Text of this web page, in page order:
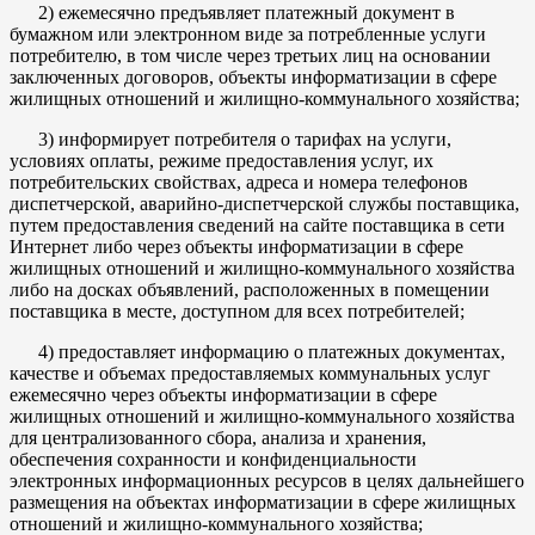
2) ежемесячно предъявляет платежный документ в
бумажном или электронном виде за потребленные услуги
потребителю, в том числе через третьих лиц на основании
заключенных договоров, объекты информатизации в сфере
жилищных отношений и жилищно-коммунального хозяйства;
3) информирует потребителя о тарифах на услуги,
условиях оплаты, режиме предоставления услуг, их
потребительских свойствах, адреса и номера телефонов
диспетчерской, аварийно-диспетчерской службы поставщика,
путем предоставления сведений на сайте поставщика в сети
Интернет либо через объекты информатизации в сфере
жилищных отношений и жилищно-коммунального хозяйства
либо на досках объявлений, расположенных в помещении
поставщика в месте, доступном для всех потребителей;
4) предоставляет информацию о платежных документах,
качестве и объемах предоставляемых коммунальных услуг
ежемесячно через объекты информатизации в сфере
жилищных отношений и жилищно-коммунального хозяйства
для централизованного сбора, анализа и хранения,
обеспечения сохранности и конфиденциальности
электронных информационных ресурсов в целях дальнейшего
размещения на объектах информатизации в сфере жилищных
отношений и жилищно-коммунального хозяйства;